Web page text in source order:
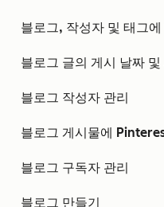
블로그, 작성자 및 태그
블로그 글의 게시 날짜
블로그 작성자 관리
블로그 게시물에
블로그 구독자 관리
블로그 만들기